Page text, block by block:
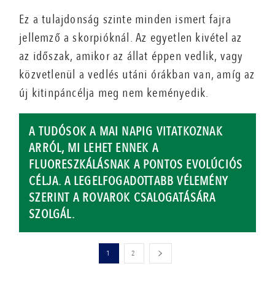
Ez a tulajdonság szinte minden ismert fajra
jellemző a skorpióknál. Az egyetlen kivétel az
az időszak, amikor az állat éppen vedlik, vagy
közvetlenül a vedlés utáni órákban van, amíg az
új kitinpáncélja meg nem keményedik.
A TUDÓSOK A MAI NAPIG VITATKOZNAK
ARRÓL, MI LEHET ENNEK A
FLUORESZKÁLÁSNAK A PONTOS EVOLÚCIÓS
CÉLJA. A LEGELFOGADOTTABB VÉLEMÉNY
SZERINT A ROVAROK CSALOGATÁSÁRA
SZOLGÁL.
1 2